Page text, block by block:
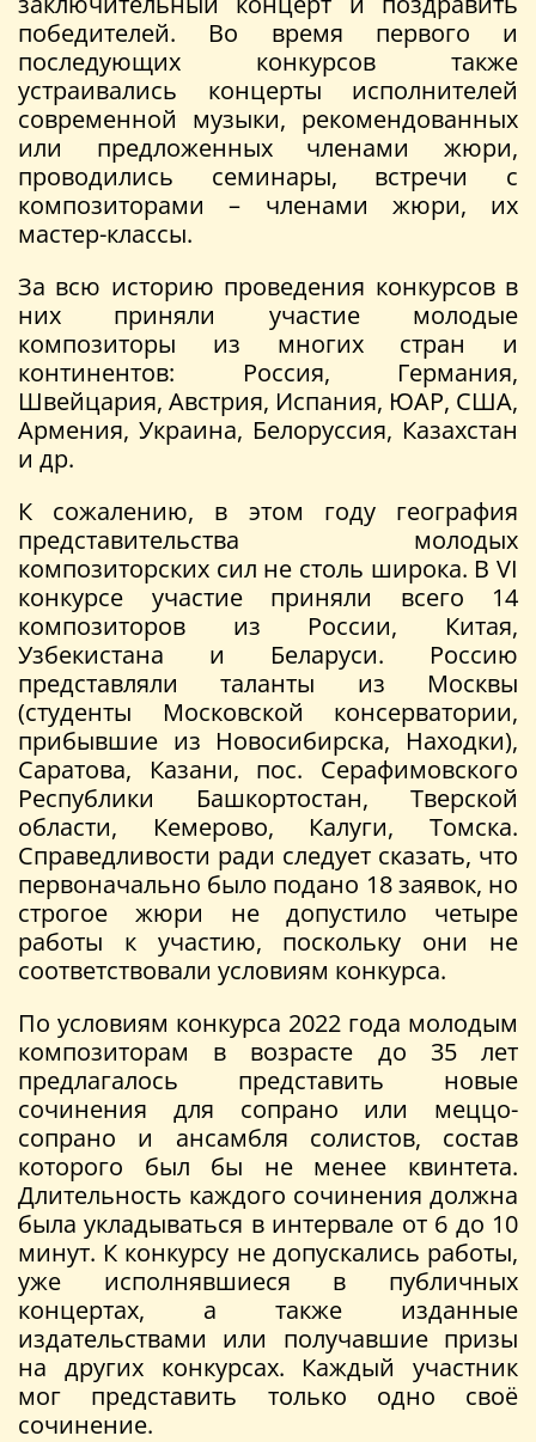
победителей. Во время первого и
последующих конкурсов также
устраивались концерты исполнителей
современной музыки, рекомендованных
или предложенных членами жюри,
проводились семинары, встречи с
композиторами – членами жюри, их
мастер-классы.
За всю историю проведения конкурсов в
них приняли участие молодые
композиторы из многих стран и
континентов: Россия, Германия,
Швейцария, Австрия, Испания, ЮАР, США,
Армения, Украина, Белоруссия, Казахстан
и др.
К сожалению, в этом году география
представительства молодых
композиторских сил не столь широка. В VI
конкурсе участие приняли всего 14
композиторов из России, Китая,
Узбекистана и Беларуси. Россию
представляли таланты из Москвы
(студенты Московской консерватории,
прибывшие из Новосибирска, Находки),
Саратова, Казани, пос. Серафимовского
Республики Башкортостан, Тверской
области, Кемерово, Калуги, Томска.
Справедливости ради следует сказать, что
первоначально было подано 18 заявок, но
строгое жюри не допустило четыре
работы к участию, поскольку они не
соответствовали условиям конкурса.
По условиям конкурса 2022 года молодым
композиторам в возрасте до 35 лет
предлагалось представить новые
сочинения для сопрано или меццо-
сопрано и ансамбля солистов, состав
которого был бы не менее квинтета.
Длительность каждого сочинения должна
была укладываться в интервале от 6 до 10
минут. К конкурсу не допускались работы,
уже исполнявшиеся в публичных
концертах, а также изданные
издательствами или получавшие призы
на других конкурсах. Каждый участник
мог представить только одно своё
сочинение.